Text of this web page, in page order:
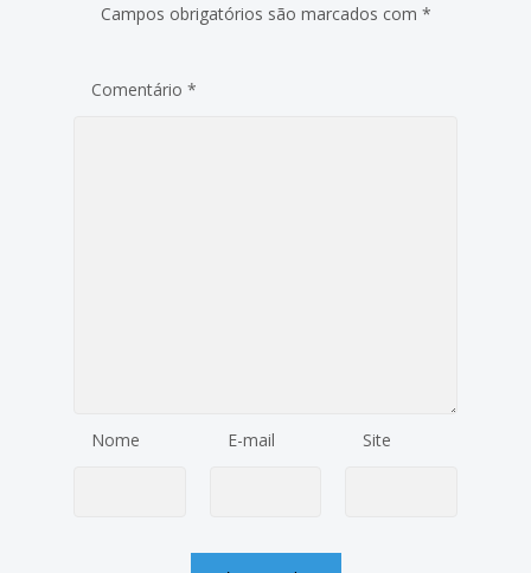
Campos obrigatórios são marcados com *
Comentário *
Nome E-mail Site